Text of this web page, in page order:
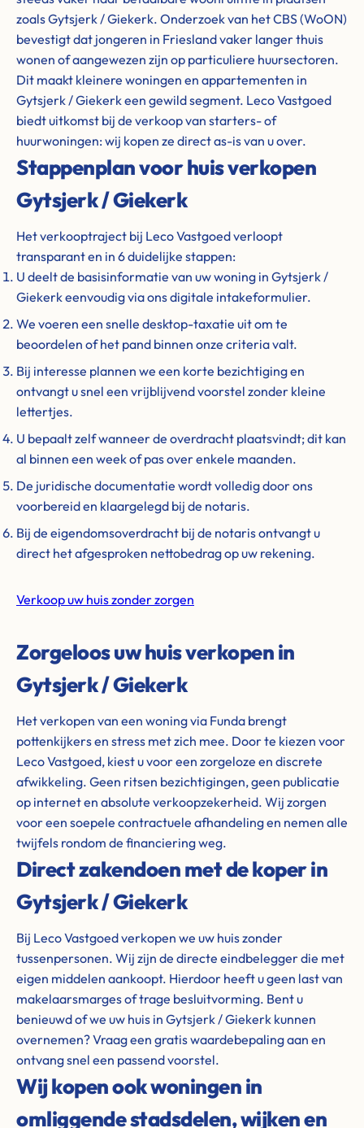
zoals Gytsjerk / Giekerk. Onderzoek van het CBS (WoON)
bevestigt dat jongeren in Friesland vaker langer thuis
wonen of aangewezen zijn op particuliere huursectoren.
Dit maakt kleinere woningen en appartementen in
Gytsjerk / Giekerk een gewild segment. Leco Vastgoed
biedt uitkomst bij de verkoop van starters- of
huurwoningen: wij kopen ze direct as-is van u over.
Stappenplan voor huis verkopen
Gytsjerk / Giekerk
Het verkooptraject bij Leco Vastgoed verloopt
transparant en in 6 duidelijke stappen:
U deelt de basisinformatie van uw woning in Gytsjerk /
Giekerk eenvoudig via ons digitale intakeformulier.
We voeren een snelle desktop-taxatie uit om te
beoordelen of het pand binnen onze criteria valt.
Bij interesse plannen we een korte bezichtiging en
ontvangt u snel een vrijblijvend voorstel zonder kleine
lettertjes.
U bepaalt zelf wanneer de overdracht plaatsvindt; dit kan
al binnen een week of pas over enkele maanden.
De juridische documentatie wordt volledig door ons
voorbereid en klaargelegd bij de notaris.
Bij de eigendomsoverdracht bij de notaris ontvangt u
direct het afgesproken nettobedrag op uw rekening.
Verkoop uw huis zonder zorgen
Zorgeloos uw huis verkopen in
Gytsjerk / Giekerk
Het verkopen van een woning via Funda brengt
pottenkijkers en stress met zich mee. Door te kiezen voor
Leco Vastgoed, kiest u voor een zorgeloze en discrete
afwikkeling. Geen ritsen bezichtigingen, geen publicatie
op internet en absolute verkoopzekerheid. Wij zorgen
voor een soepele contractuele afhandeling en nemen alle
twijfels rondom de financiering weg.
Direct zakendoen met de koper in
Gytsjerk / Giekerk
Bij Leco Vastgoed verkopen we uw huis zonder
tussenpersonen. Wij zijn de directe eindbelegger die met
eigen middelen aankoopt. Hierdoor heeft u geen last van
makelaarsmarges of trage besluitvorming. Bent u
benieuwd of we uw huis in Gytsjerk / Giekerk kunnen
overnemen? Vraag een gratis waardebepaling aan en
ontvang snel een passend voorstel.
Wij kopen ook woningen in
omliggende stadsdelen, wijken en